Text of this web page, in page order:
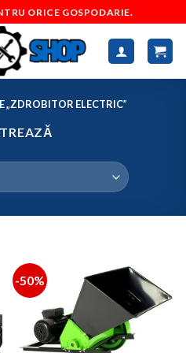
ORICE GOSPODARIE.
„ZDROBITOR ELECTRIC”
-50%